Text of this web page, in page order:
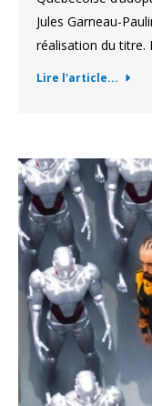
Jules Garneau-
réalisation du titre.
Lire l'article...